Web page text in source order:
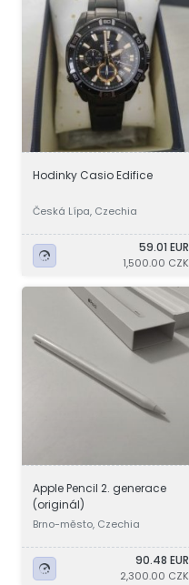
Hodinky Casio Edifice
Česká Lípa, Czechia
59.01 EUR
1,500.00 CZK
Apple Pencil 2. generace
(originál)
Brno-město, Czechia
90.48 EUR
2,300.00 CZK